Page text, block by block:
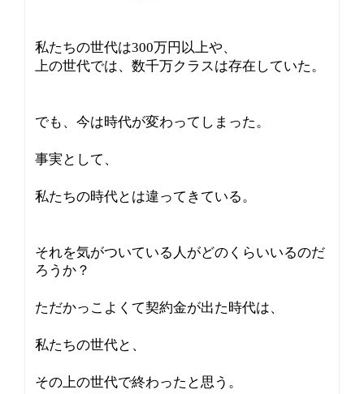
私たちの世代は300万円以上や、
上の世代では、数千万クラスは存在していた。
でも、今は時代が変わってしまった。
事実として、
私たちの時代とは違ってきている。
それを気がついている人がどのくらいいるのだ
ろうか？
ただかっこよくて契約金が出た時代は、
私たちの世代と、
その上の世代で終わったと思う。